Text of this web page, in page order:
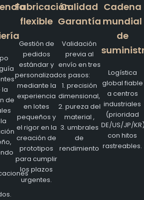
la
de
Fabricación
flexible
Gestión de
pedidos
estándar y
personalizados
mediante la
experiencia
en lotes
pequeños y
el rigor en la
creación de
prototipos
para cumplir
los plazos
urgentes.
Calidad
Garantía
Validación
previa al
envío en tres
pasos:
1. precisión
dimensional,
2. pureza del
material ,
3. umbrales
de
rendimiento
Cadena
mundial
de
Logística
global fiable
a centros
industriales
(prioridad
DE/US/JP/
con hitos
rastreables.